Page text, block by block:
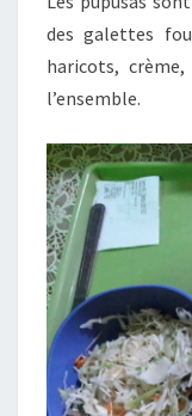
des galettes
haricots,
l’ensemble.